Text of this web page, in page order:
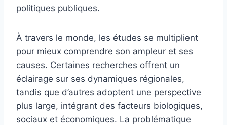
politiques publiques.
À travers le monde, les études se multiplient
pour mieux comprendre son ampleur et ses
causes. Certaines recherches offrent un
éclairage sur ses dynamiques régionales,
tandis que d’autres adoptent une perspective
plus large, intégrant des facteurs biologiques,
sociaux et économiques. La problématique